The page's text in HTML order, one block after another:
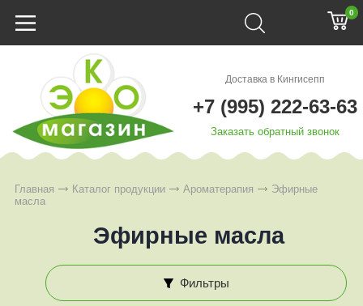
0
Доставка в Кингисепп
+7 (995) 222-63-63
Заказать обратный звонок
Главная Каталог продукции Ароматерапия
Эфирные
масла
Эфирные масла
Фильтры